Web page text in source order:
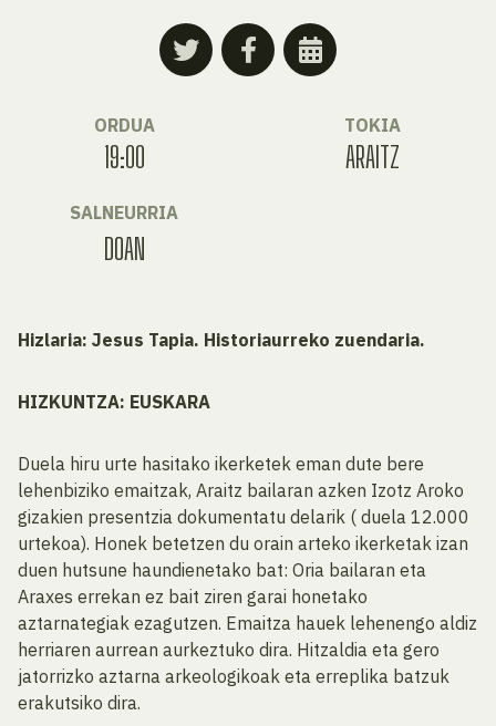
ORDUA
19:00
TOKIA
ARAITZ
SALNEURRIA
DOAN
Hizlaria: Jesus Tapia. Historiaurreko zuendaria.
HIZKUNTZA: EUSKARA
Duela hiru urte hasitako ikerketek eman dute bere
lehenbiziko emaitzak, Araitz bailaran azken Izotz Aroko
gizakien presentzia dokumentatu delarik ( duela 12.000
urtekoa). Honek betetzen du orain arteko ikerketak izan
duen hutsune haundienetako bat: Oria bailaran eta
Araxes errekan ez bait ziren garai honetako
aztarnategiak ezagutzen. Emaitza hauek lehenengo aldiz
herriaren aurrean aurkeztuko dira. Hitzaldia eta gero
jatorrizko aztarna arkeologikoak eta erreplika batzuk
erakutsiko dira.